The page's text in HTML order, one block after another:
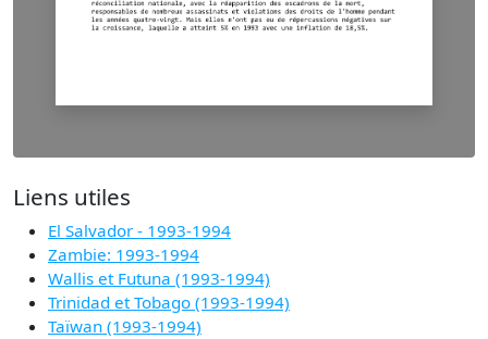
Liens utiles
El Salvador - 1993-1994
Zambie: 1993-1994
Wallis et Futuna (1993-1994)
Trinidad et Tobago (1993-1994)
Taïwan (1993-1994)